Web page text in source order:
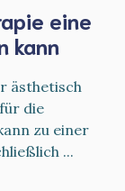
eine
kann
ästhetisch
die
zu einer
...